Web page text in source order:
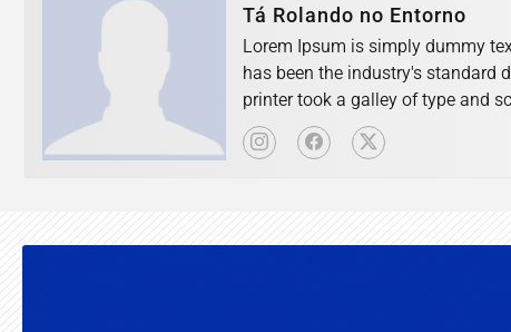
Tá Rolando no Entorno
Lorem Ipsum is simply dummy
has been the industry's standard
printer took a galley of type and